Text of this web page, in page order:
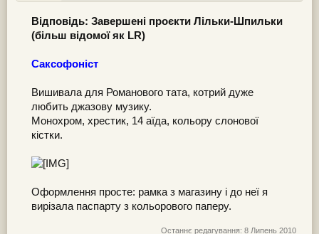
Відповідь: Завершені проєкти Лільки-Шпильки
(більш відомої як LR)
Саксофоніст
Вишивала для Романового тата, котрий дуже
любить джазову музику.
Монохром, хрестик, 14 аїда, кольору слонової
кістки.
Оформлення просте: рамка з магазину і до неї я
вирізала паспарту з кольорового паперу.
Останнє редагування: 8 Липень 2010